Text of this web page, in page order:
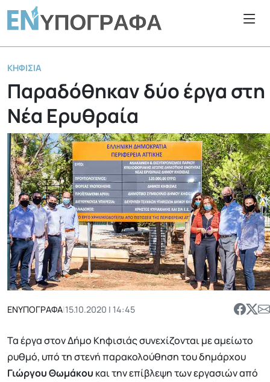
ΚΗΦΙΣΙΆ
Παραδόθηκαν δύο έργα στη
Νέα Ερυθραία
ΕΝΥΠΟΓΡΑΦΑ|15.10.2020 | 14:45
Τα έργα στον Δήμο Κηφισιάς συνεχίζονται με αμείωτο
ρυθμό, υπό τη στενή παρακολούθηση του δημάρχου
Γιώργου Θωμάκου και την επίβλεψη των εργασιών από